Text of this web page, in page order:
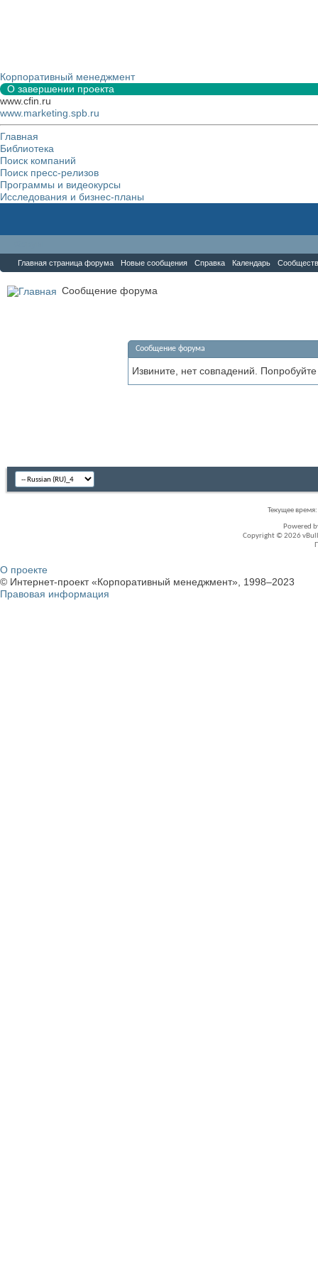
Корпоративный менеджмент
О завершении проекта
www.cfin.ru
www.marketing.spb.ru
Главная
Библиотека
Поиск компаний
Поиск пресс-релизов
Программы и видеокурсы
Исследования и бизнес-планы
Главная страница форума Новые сообщения Справка Календарь
Сообщение форума
Сообщение форума
Извините, нет совпадений.
Текущее время:
Powered
Copyright © 2026
О проекте
© Интернет-проект «Корпоративный менеджмент», 1998–2023
Правовая информация